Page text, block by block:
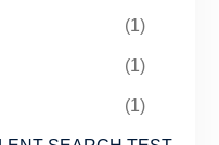
(1)
(1)
(1)